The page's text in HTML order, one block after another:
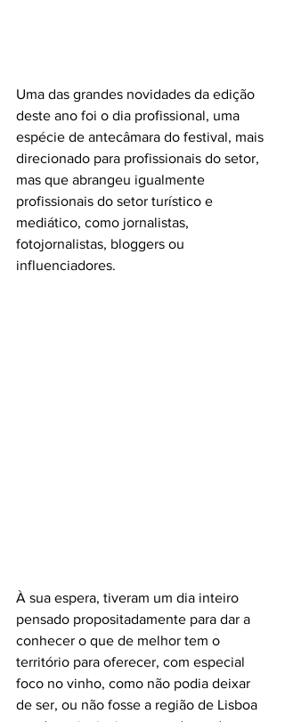
Uma das grandes novidades da edição
deste ano foi o dia profissional, uma
espécie de antecâmara do festival, mais
direcionado para profissionais do setor,
mas que abrangeu igualmente
profissionais do setor turístico e
mediático, como jornalistas,
fotojornalistas, bloggers ou
influenciadores.
À sua espera, tiveram um dia inteiro
pensado propositadamente para dar a
conhecer o que de melhor tem o
território para oferecer, com especial
foco no vinho, como não podia deixar
de ser, ou não fosse a região de Lisboa